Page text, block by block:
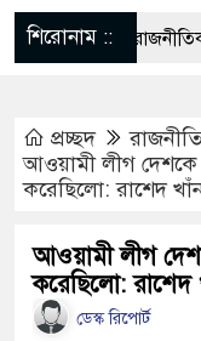
শিরোনাম ::
সব প্রতিষ্ঠানে
মাংস দিয়ে ভাত বিক্রেতা
কাছে হেফাজতের ৯ দফা,
প্রচ্ছদ রাজনীতি
আওয়ামী লীগ
করেছিলো: রাশেদ
আওয়ামী লীগ
করেছিলো: রাশেদ
ডেস্ক রিপোর্ট